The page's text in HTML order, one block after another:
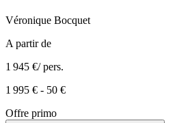
Véronique Bocquet
A partir de
1 945 €/ pers.
1 995 € - 50 €
Offre primo